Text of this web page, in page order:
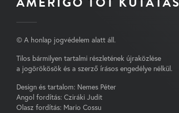
© A honlap jogvédelem alatt áll.
Tilos bármilyen tartalmi részletének újraközlése
a jogörökösök és a szerző írásos engedélye nélkül.
Design és tartalom: Nemes Péter
Angol fordítás: Cziráki Judit
Olasz fordítás: Mario Cossu